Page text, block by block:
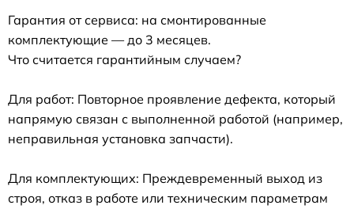
Гарантия от сервиса: на смонтированные
комплектующие — до 3 месяцев.
Что считается гарантийным случаем?
Для работ: Повторное проявление дефекта, который
напрямую связан с выполненной работой (например,
неправильная установка запчасти).
Для комплектующих: Преждевременный выход из
строя, отказ в работе или техническим параметрам